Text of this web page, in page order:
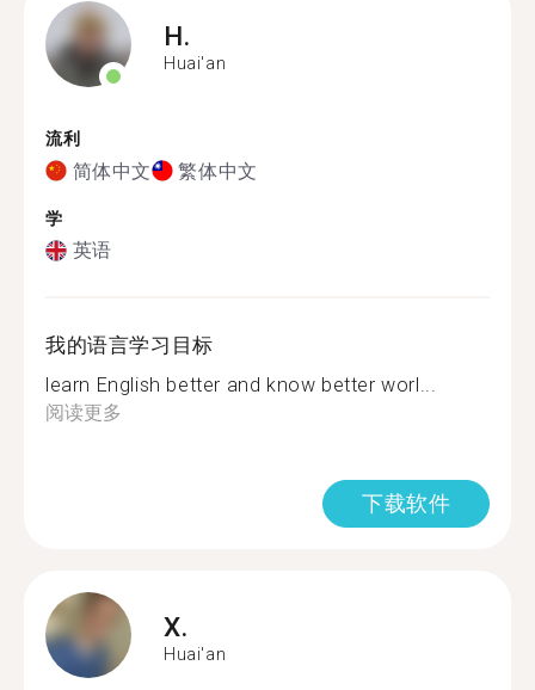
H.
Huai'an
流利
简体中文 繁体中文
学
英语
我的语言学习目标
learn English better and know better worl...
阅读更多
下载软件
X.
Huai'an